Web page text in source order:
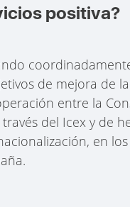
positiva?
de mejora de
entre la
del Icex y de
en